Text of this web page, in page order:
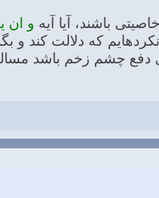
باشند، آیا آیه و ان
که دلالت کند
دفع چشم زخم باشد